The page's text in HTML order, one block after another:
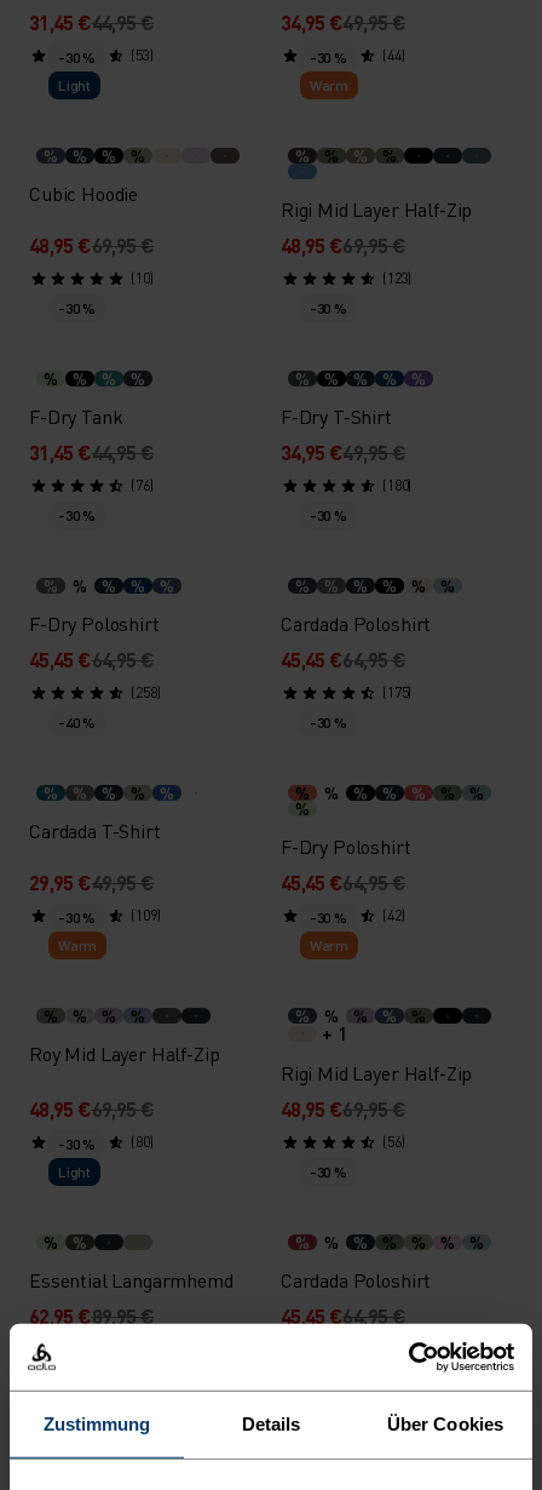
Zustimmung Details Über Cookies
31,45 €44,95 €
(53)
34,95 €49,95 €
(44)
-30 %
Light
% % % %
Cubic Hoodie
48,95 €69,95 €
(10)
-30 %
Warm
% % % %
Rigi Mid Layer Half-Zip
48,95 €69,95 €
(123)
-30 %
% % % %
F-Dry Tank
31,45 €44,95 €
(76)
-30 %
% % % % %
F-Dry T-Shirt
34,95 €49,95 €
(180)
-30 %
% % % % %
F-Dry Poloshirt
45,45 €64,95 €
(258)
-30 %
% % % % % %
Cardada Poloshirt
45,45 €64,95 €
(175)
-40 %
% % % % %
Cardada T-Shirt
29,95 €49,95 €
(109)
-30 %
% % % % % % %
%
F-Dry Poloshirt
45,45 €64,95 €
(42)
-30 %
Warm
% % % %
Roy Mid Layer Half-Zip
48,95 €69,95 €
(80)
-30 %
Warm
% % % % %
+ 1
Rigi Mid Layer Half-Zip
48,95 €69,95 €
(56)
-30 %
Light
% %
Essential Langarmhemd
62,95 €89,95 €
-30 %
% % % % % % %
Cardada Poloshirt
45,45 €64,95 €